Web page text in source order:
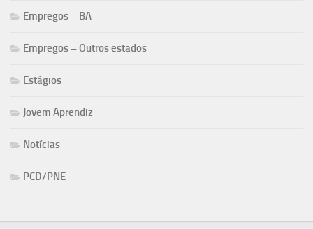
Empregos – BA
Empregos – Outros estados
Estágios
Jovem Aprendiz
Notícias
PCD/PNE